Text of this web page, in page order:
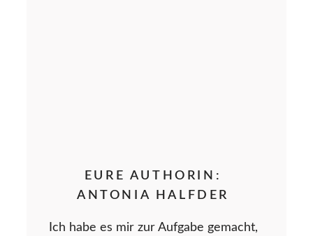
EURE AUTHORIN:
ANTONIA HALFDER
Ich habe es mir zur Aufgabe gemacht,